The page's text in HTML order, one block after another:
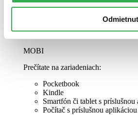
Smartfón či tablet s príslušnou
Počítač s príslušnou aplikáciou
Viac informácií vnašich návodoch
MOBI
Prečítate na zariadeniach:
Pocketbook
Kindle
Smartfón či tablet s príslušnou
Počítač s príslušnou aplikáciou